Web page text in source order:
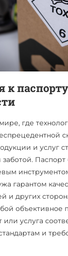
к паспорту
где
и услуг
Паспорт
гарантом
и других
объективное
или услуга
и